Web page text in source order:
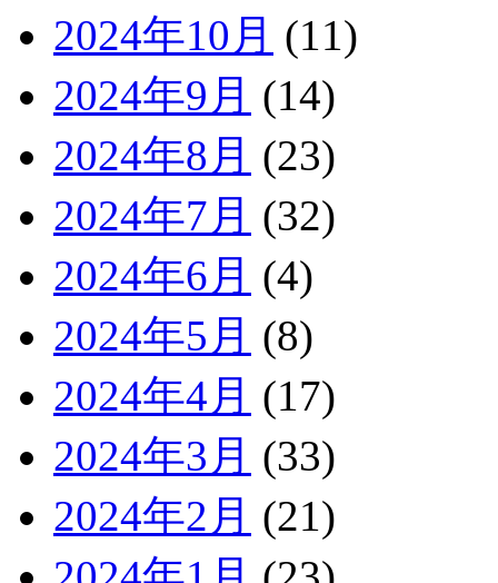
2024年10月 (11)
2024年9月 (14)
2024年8月 (23)
2024年7月 (32)
2024年6月 (4)
2024年5月 (8)
2024年4月 (17)
2024年3月 (33)
2024年2月 (21)